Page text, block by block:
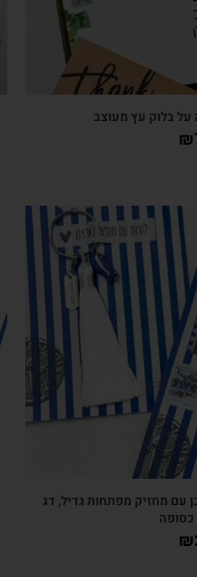
בלוק עץ מעוצב
₪
צפייה מהירה
עם מחזיק מפתחות גדיל, דג
כסופה
₪